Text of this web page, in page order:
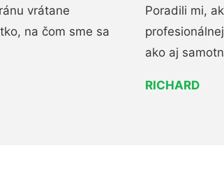
vrátane
na čom sme sa
Poradili mi,
ako aj
RICHARD